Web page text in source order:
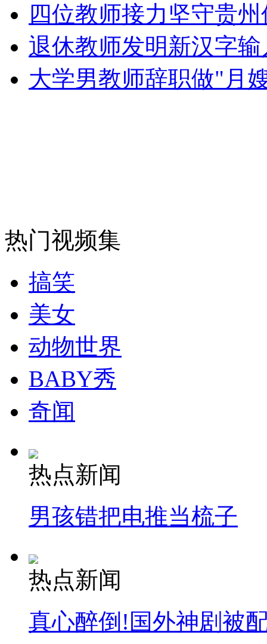
走！跟着总书记去植树
消防员救轻生者 花炮节热闹非凡 减压"枕头大战"
四位教师接力坚守贵
退休教师发明新汉字
大学男教师辞职做"月
热门视频集
搞笑
美女
动物世界
BABY秀
奇闻
热点新闻
男孩错把电推当梳子
热点新闻
真心醉倒!国外神剧被